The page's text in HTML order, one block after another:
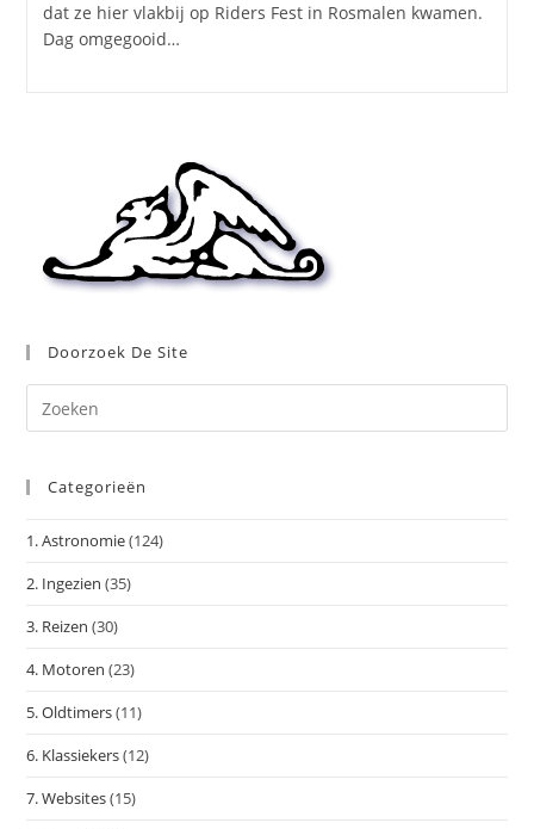
dat ze hier vlakbij op Riders Fest in Rosmalen kwamen.
Dag omgegooid…
Doorzoek De Site
op
Categorieën
1. Astronomie(124)
2. Ingezien (35)
3. Reizen (30)
4. Motoren (23)
5. Oldtimers(11)
6. Klassiekers(12)
7. Websites(15)